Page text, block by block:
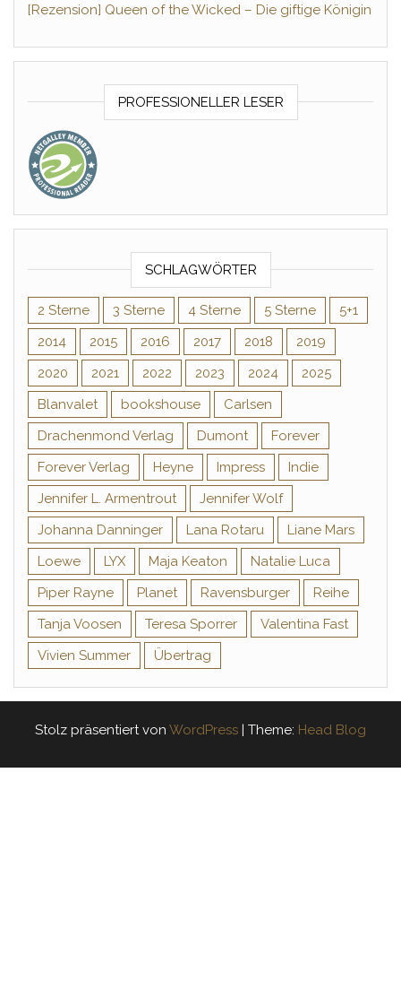
[Rezension] Queen of the Wicked – Die giftige Königin
PROFESSIONELLER LESER
SCHLAGWÖRTER
2 Sterne 3 Sterne 4 Sterne 5 Sterne
5+1
2014
2015 2016 2017 2018
2019
2020
2021 2022 2023 2024
2025
Blanvalet
bookshouse
Carlsen
Drachenmond Verlag
Dumont
Forever
Forever Verlag
Heyne Impress
Indie
Jennifer L. Armentrout
Jennifer Wolf
Johanna Danninger
Lana Rotaru
Liane Mars
Loewe
LYX Maja Keaton
Natalie Luca
Piper Rayne
Planet Ravensburger
Reihe
Tanja Voosen
Teresa Sporrer
Valentina Fast
Vivien Summer
Übertrag
Stolz präsentiert von WordPress | Theme: Head Blog